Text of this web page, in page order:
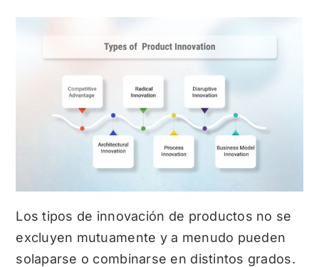
Los tipos de innovación de productos no se
excluyen mutuamente y a menudo pueden
solaparse o combinarse en distintos grados.